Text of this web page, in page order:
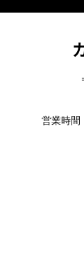
営業時